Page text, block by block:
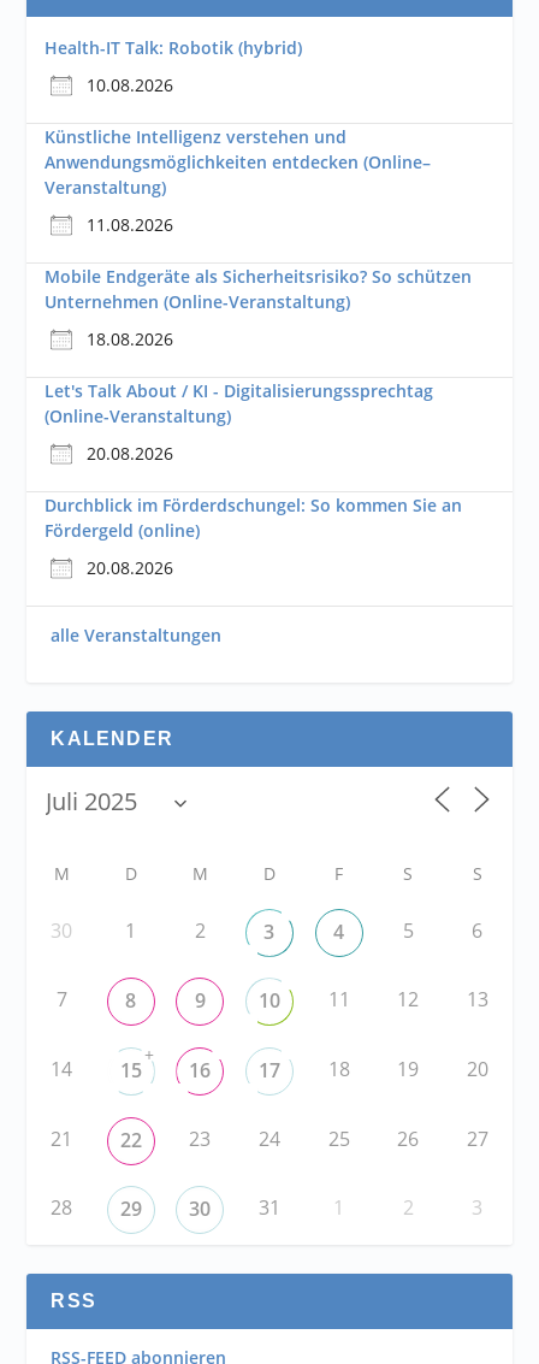
Health-IT Talk: Robotik (hybrid)
10.08.2026
Künstliche Intelligenz verstehen und
Anwendungsmöglichkeiten entdecken (Online–
Veranstaltung)
11.08.2026
Mobile Endgeräte als Sicherheitsrisiko? So schützen
Unternehmen (Online-Veranstaltung)
18.08.2026
Let's Talk About / KI - Digitalisierungssprechtag
(Online-Veranstaltung)
20.08.2026
Durchblick im Förderdschungel: So kommen Sie an
Fördergeld (online)
20.08.2026
alle Veranstaltungen
KALENDER
M D M D F S S
30 1 2 3 4 5 6
7 8 9 10 11 12 13
14 15
+
16 17 18 19 20
21 22 23 24 25 26 27
28 29 30 31 1 2 3
RSS
RSS-FEED abonnieren